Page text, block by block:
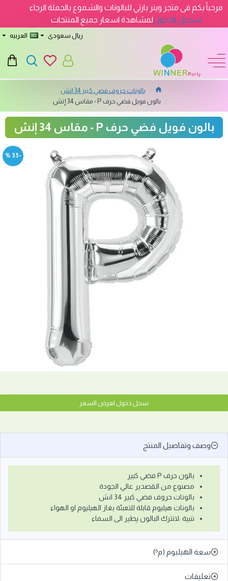
مرحباً بكم فى متجر وينر بارتي للبالونات والشموع بالجملة الرجاء
تسجيل الدخوللمشاهدة اسعار جميع المنتجات
ريال سعودى العربيه
بالونات حروف فضي كبير 34 انش
بالون فويل فضي حرف P - مقاس 34 إنش
بالون فويل فضي حرف P - مقاس 34 إنش
-33 %
سجل دخول لعرض السعر
وصف وتفاصيل المنتج
بالون حرف P فضي كبير
مصنوع من القصدير عالي الجودة
بالونات حروف فضي كبير 34 انش
بالونات هيليوم قابلة للتعبئة بغاز الهيليوم او الهواء
تنبية :لاتترك البالون يطير الى السماء
سعة الهيليوم (م³)
تعليقات